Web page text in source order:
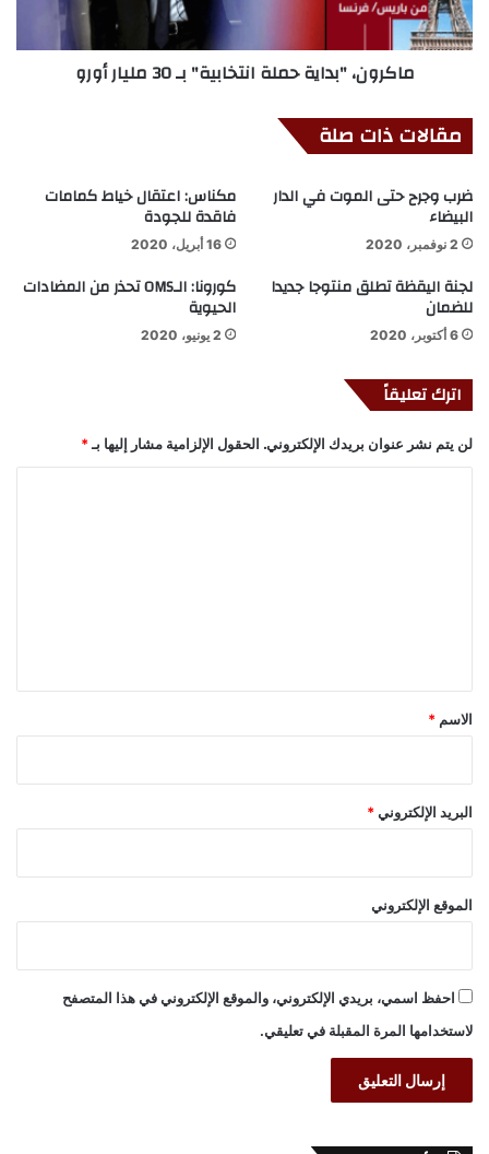
ماكرون، "بداية حملة انتخابية" بـ 30 مليار أورو
مقالات ذات صلة
ضرب وجرح حتى الموت في الدار
البيضاء
2 نوفمبر، 2020
مكناس: اعتقال خياط كمامات
فاقدة للجودة
16 أبريل، 2020
لجنة اليقظة تطلق منتوجا جديدا
للضمان
6 أكتوبر، 2020
كورونا: الـOMS تحذر من المضادات
الحيوية
2 يونيو، 2020
اترك تعليقاً
لن يتم نشر عنوان بريدك الإلكتروني. الحقول الإلزامية مشار إليها بـ*
*
الاسم *
البريد الإلكتروني *
الموقع الإلكتروني
احفظ اسمي، بريدي الإلكتروني، والموقع الإلكتروني في هذا المتصفح
لاستخدامها المرة المقبلة في تعليقي.